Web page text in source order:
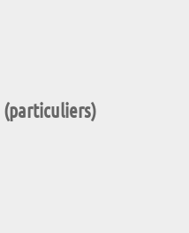
(particuliers)